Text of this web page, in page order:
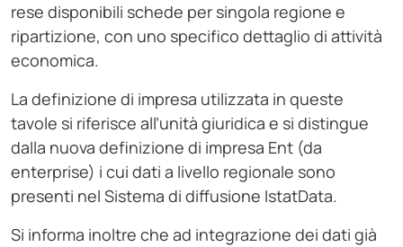
rese disponibili schede per singola regione e
ripartizione, con uno specifico dettaglio di attività
economica.
La definizione di impresa utilizzata in queste
tavole si riferisce all’unità giuridica e si distingue
dalla nuova definizione di impresa Ent (da
enterprise) i cui dati a livello regionale sono
presenti nel Sistema di diffusione IstatData.
Si informa inoltre che ad integrazione dei dati già